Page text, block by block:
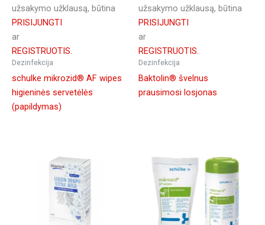
užsakymo užklausą, būtina
PRISIJUNGTI
ar
REGISTRUOTIS.
Dezinfekcija
schulke mikrozid® AF wipes
higieninės servetėlės
(papildymas)
užsakymo užklausą, būtina
PRISIJUNGTI
ar
REGISTRUOTIS.
Dezinfekcija
Baktolin® švelnus
prausimosi losjonas